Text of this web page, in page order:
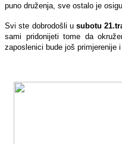
puno druženja, sve ostalo je
Svi ste dobrodošli u subotu
sami pridonijeti tome da
zaposlenici bude još primjerenije i